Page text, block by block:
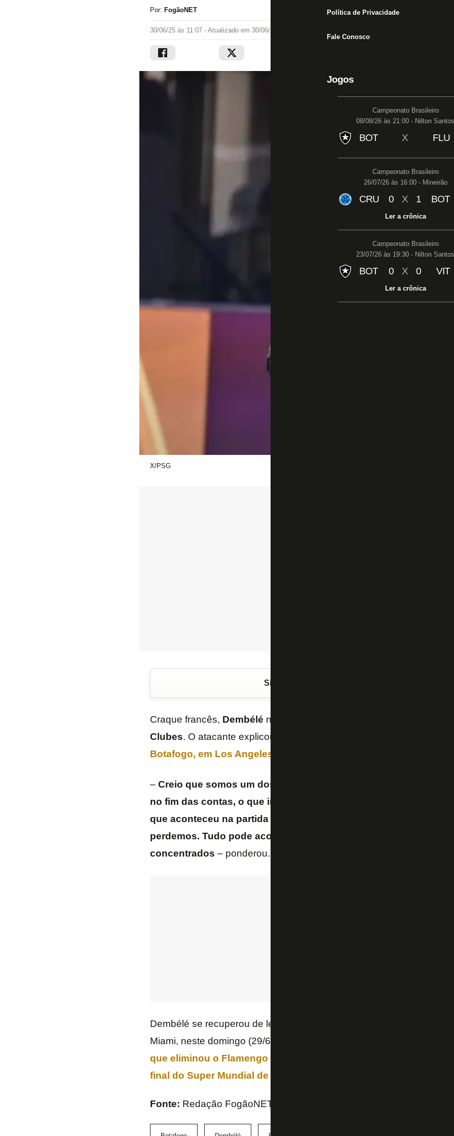
Política de Privacidade
Fale Conosco
Jogos
Campeonato Brasileiro
08/08/26 às 21:00 - Nilton Santos
BOT X FLU
Campeonato Brasileiro
26/07/26 às 16:00 - Mineirão
CRU 0 X 1 BOT
Ler a crônica
Campeonato Brasileiro
23/07/26 às 19:30 - Nilton Santos
BOT 0 X 0 VIT
Ler a crônica
Por: FogãoNET
30/06/25 às 11:07 - Atualizado em 30/06/25 às 13:39
X/PSG
Siga o FogãoNET
Craque francês, Dembélé não considera o
Clubes. O atacante explicou seu raciocínio e lembrou a
Botafogo, em Los Angeles (EUA), na fase de grupos
– Creio que somos um dos favoritos nesse Mundial, mas temos
no fim das contas, o que importa é o que acontece nos 90
que aconteceu na partida da fase de grupos contra o Botafogo,
perdemos. Tudo pode acontecer, então temos que ficar sempre
concentrados – ponderou.
Dembélé se recuperou de lesão e voltou a jogar na goleada por 4 a
Miami, neste domingo (29/6). O próximo adversário do PSG é o
que eliminou o Flamengo sem dificuldade e também se
final do Super Mundial de Clubes
Fonte: Redação FogãoNET